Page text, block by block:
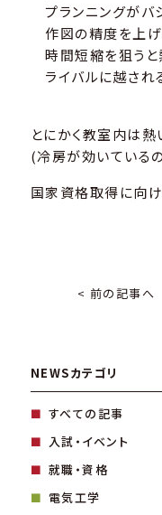
プランニングがバ
作図の精度を上げ
時間短縮を狙うと
ライバルに越され
とにかく教室内は熱
(冷房が効いている
国家資格取得に向
< 前の記事へ
NEWSカテゴリ
すべての記事
入試・イベント
就職・資格
電気工学